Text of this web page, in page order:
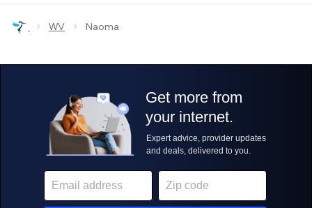
› WV › Naoma